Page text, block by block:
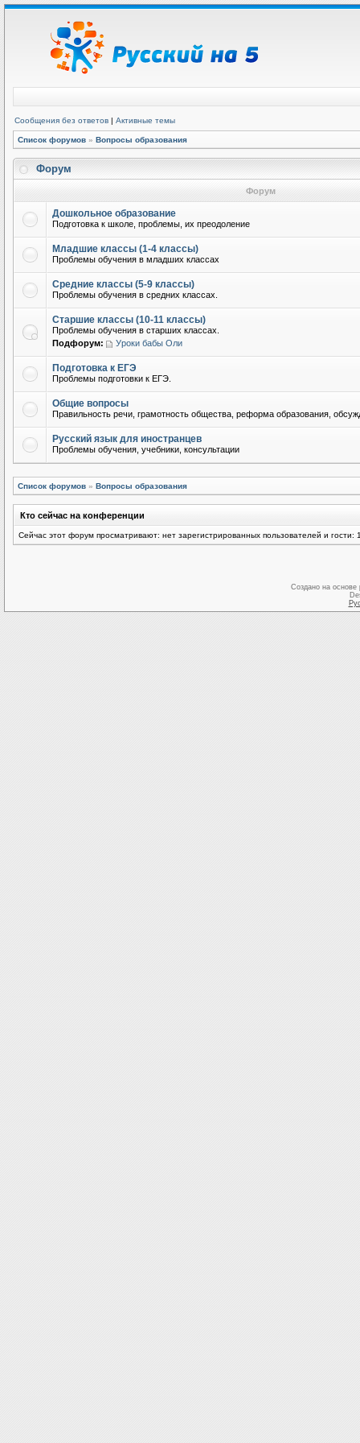
Сообщения без ответов | Активные темы
Список форумов » Вопросы образования
Форум
Форум
Дошкольное образование
Подготовка к школе, проблемы, их преодоление
Младшие классы (1-4 классы)
Проблемы обучения в младших классах
Средние классы (5-9 классы)
Проблемы обучения в средних классах.
Старшие классы (10-11 классы)
Проблемы обучения в старших классах.
Подфорум:
Уроки бабы Оли
Подготовка к ЕГЭ
Проблемы подготовки к ЕГЭ.
Общие вопросы
Правильность речи, грамотность общества, реформа образования,
Русский язык для иностранцев
Проблемы обучения, учебники, консультации
Список форумов » Вопросы образования
Кто сейчас на конференции
Сейчас этот форум просматривают: нет зарегистрированных пользователей и гости:
Создано на основе